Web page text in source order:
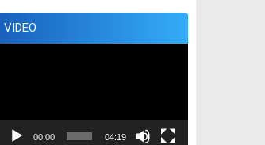
VIDEO
00:00 04:19